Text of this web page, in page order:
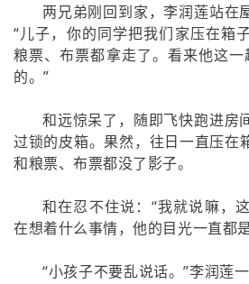
两兄弟刚回到家，李润莲站在
“儿子，你的同学把我们家压在箱
粮票、布票都拿走了。看来他这一
的。”
和远惊呆了，随即飞快跑进房
过锁的皮箱。果然，往日一直压在
和粮票、布票都没了影子。
和在忍不住说：“我就说嘛，
在想着什么事情，他的目光一直都
“小孩子不要乱说话。”李润莲